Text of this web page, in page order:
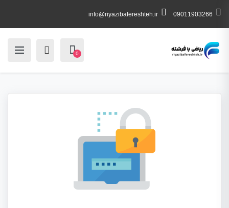
09011903266
info@riyazibafereshteh.ir
0